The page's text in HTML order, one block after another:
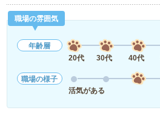
職場の雰囲気
年齢層
20代
30代 40代
職場の様子
活気がある